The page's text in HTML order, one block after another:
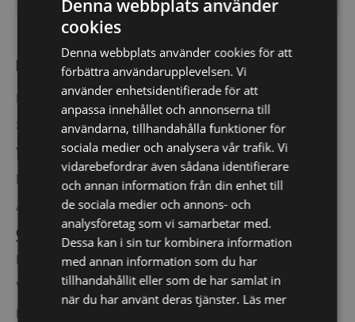
Information
Ribbvägg info och montering
Stenvägg info och montering
Vanliga frågor om akustikpanel
Inspiration för ribbväggar
Akustikpanel By Venø
Om oss
Frakt
Villkor
Kontakta oss
Denna webbplats använder
cookies
Denna webbplats använder cookies för att
förbättra användarupplevelsen. Vi
använder enhetsidentifierade för att
anpassa innehållet och annonserna till
användarna, tillhandahålla funktioner för
sociala medier och analysera vår trafik. Vi
vidarebefordrar även sådana identifierare
och annan information från din enhet till
de sociala medier och annons- och
analysföretag som vi samarbetar med.
Dessa kan i sin tur kombinera information
med annan information som du har
tillhandahållit eller som de har samlat in
när du har använt deras tjänster. Läs mer